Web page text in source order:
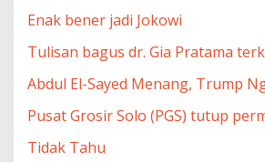
Enak bener jadi Jokowi
Tulisan bagus dr. Gia Pratama
Abdul El-Sayed Menang, Trump
Pusat Grosir Solo (PGS) tutup
Tidak Tahu